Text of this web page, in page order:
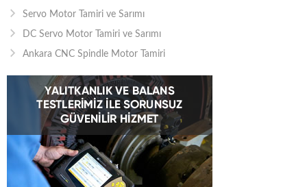
Servo Motor Tamiri ve Sarımı
DC Servo Motor Tamiri ve Sarımı
Ankara CNC Spindle Motor Tamiri